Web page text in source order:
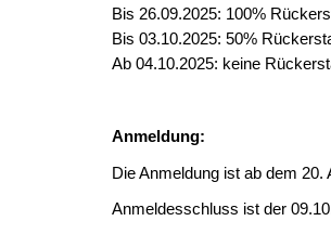
Bis 26.09.2025: 100%
Bis 03.10.2025: 50%
Ab 04.10.2025: keine
Anmeldung:
Die Anmeldung ist ab dem
Anmeldesschluss ist der